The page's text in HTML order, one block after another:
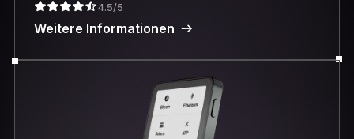
4.5/5
Weitere Informationen